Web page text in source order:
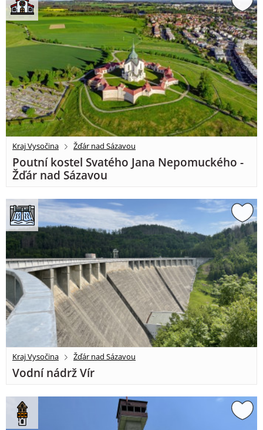
Kraj Vysočina Žďár nad Sázavou
Poutní kostel Svatého Jana Nepomuckého -
Žďár nad Sázavou
Kraj Vysočina Žďár nad Sázavou
Vodní nádrž Vír